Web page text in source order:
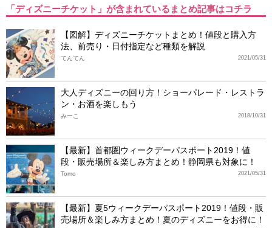
「ディズニーチケット」が含まれているまとめ記事はコチラ
【図解】ディズニーチケットまとめ！値段と購入方
法、前売り・日付指定など種類を解説
2021/05/31
てんてん
大人ディズニーの回り方！ショーパレード・レストラ
ン・お酒を楽しもう
2018/10/31
みーこ
【最新】首都圏ウィークデーパスポート2019！値
段・販売場所＆楽しみ方まとめ！静岡県も対象に！
2021/05/31
Tomo
【最新】夏5ウィークデーパスポート2019！値段・販
売場所＆楽しみ方まとめ！夏のディズニーをお得に！